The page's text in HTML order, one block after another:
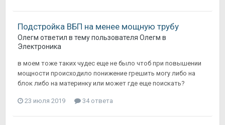
Подстройка ВБП на менее мощную трубу
Олегм ответил в тему пользователя Олегм в
Электроника
в моем тоже таких чудес еще не было чтоб при повышении
мощности происходило понижение грешить могу либо на
блок либо на материнку или может где еще поискать?
23 июля 2019 34 ответа